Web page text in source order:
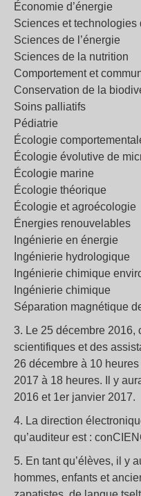
Économie d’énergie
Sciences et technologies
Sciences de l’énergie
Sciences de la nutrition
Comportement et
Conservation de la
Soins palliatifs
Pédiatrie
Écologie
Écologie évolutive de
Écologie marine
Écologie théorique
Écologie et agroécologie
Énergies renouvelables
Ingénierie en énergie
Ingénierie hydrologique
Ingénierie chimique
Ingénierie chimique
Séparation magnétique
3. Le 25 décembre 2016,
scientifiques et des
26 décembre à 10
2017 à 18 heures. Il y
2016 et 1er janvier 2017.
4. La direction
qu’auditeur est :
5. En tant qu’élèves, il y
hommes, enfants et